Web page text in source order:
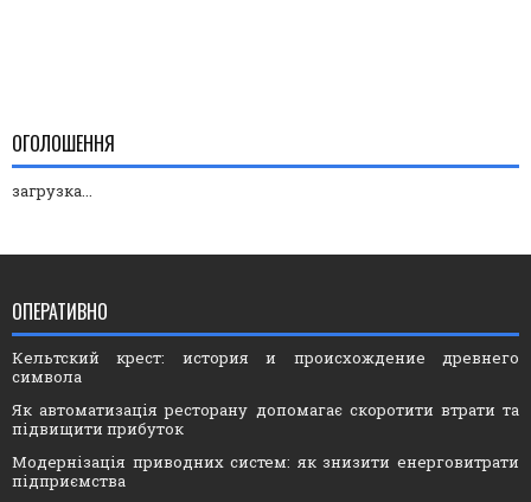
ОГОЛОШЕННЯ
загрузка...
ОПЕРАТИВНО
Кельтский крест: история и происхождение древнего
символа
Як автоматизація ресторану допомагає скоротити втрати та
підвищити прибуток
Модернізація приводних систем: як знизити енерговитрати
підприємства